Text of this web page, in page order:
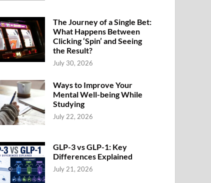
The Journey of a Single Bet:
What Happens Between
Clicking ‘Spin’ and Seeing
the Result?
July 30, 2026
Ways to Improve Your
Mental Well-being While
Studying
July 22, 2026
GLP-3 vs GLP-1: Key
Differences Explained
July 21, 2026